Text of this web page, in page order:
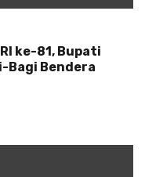
ke-81, Bupati
Bagi Bendera